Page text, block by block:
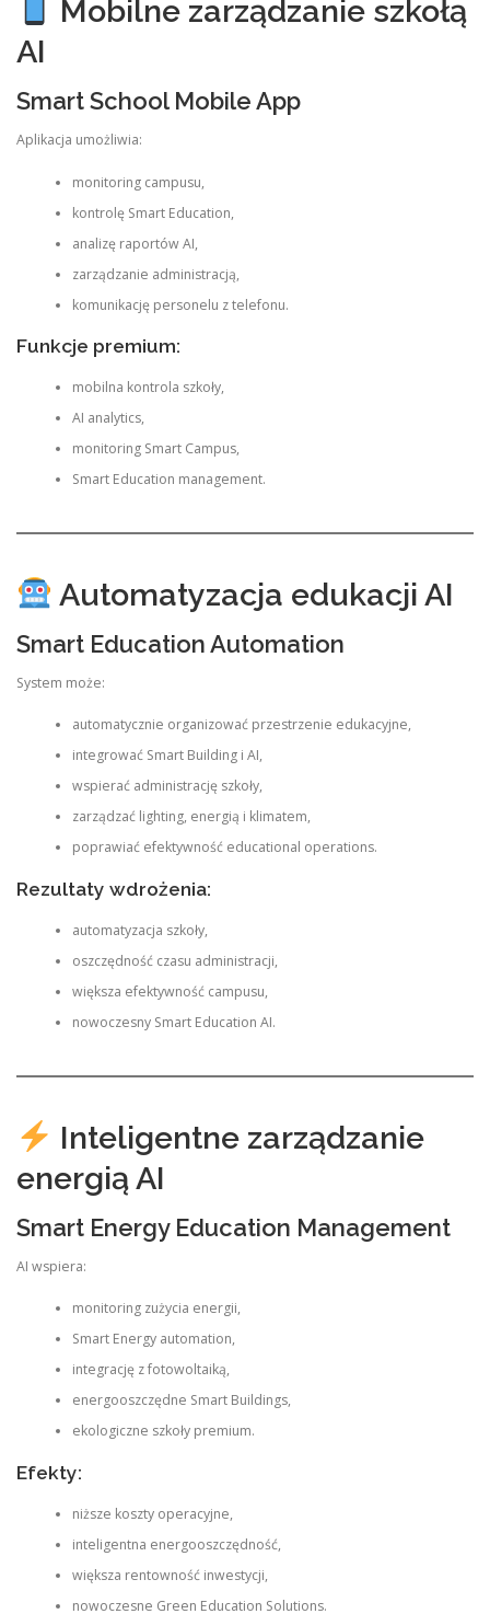
Mobilne zarządzanie szkołą
AI
Smart School Mobile App
Aplikacja umożliwia:
monitoring campusu,
kontrolę Smart Education,
analizę raportów AI,
zarządzanie administracją,
komunikację personelu z telefonu.
Funkcje premium:
mobilna kontrola szkoły,
AI analytics,
monitoring Smart Campus,
Smart Education management.
Automatyzacja edukacji AI
Smart Education Automation
System może:
automatycznie organizować przestrzenie edukacyjne,
integrować Smart Building i AI,
wspierać administrację szkoły,
zarządzać lighting, energią i klimatem,
poprawiać efektywność educational operations.
Rezultaty wdrożenia:
automatyzacja szkoły,
oszczędność czasu administracji,
większa efektywność campusu,
nowoczesny Smart Education AI.
Inteligentne zarządzanie
energią AI
Smart Energy Education Management
AI wspiera:
monitoring zużycia energii,
Smart Energy automation,
integrację z fotowoltaiką,
energooszczędne Smart Buildings,
ekologiczne szkoły premium.
Efekty:
niższe koszty operacyjne,
inteligentna energooszczędność,
większa rentowność inwestycji,
nowoczesne Green Education Solutions.